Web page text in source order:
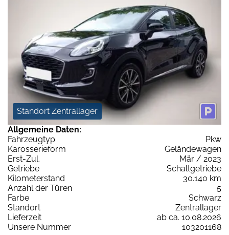
Standort Zentrallager
Allgemeine Daten:
Fahrzeugtyp
Pkw
Karosserieform
Geländewagen
Erst-Zul.
Mär / 2023
Getriebe
Schaltgetriebe
Kilometerstand
30.140 km
Anzahl der Türen
5
Farbe
Schwarz
Standort
Zentrallager
Lieferzeit
ab ca. 10.08.2026
Unsere Nummer
103201168